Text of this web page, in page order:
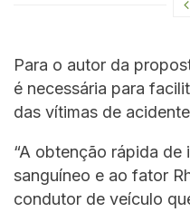
Para o autor da
é necessária para
das vítimas de
“A obtenção rápida
sanguíneo e ao fator
condutor de veículo